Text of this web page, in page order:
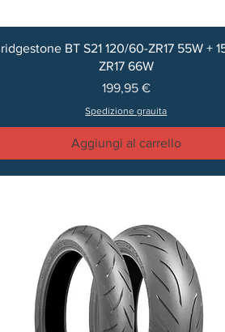
BT S21 120/60-ZR17 55W +
ZR17 66W
Prezzo
199,95 €
Spedizione grauita
Aggiungi al carrello